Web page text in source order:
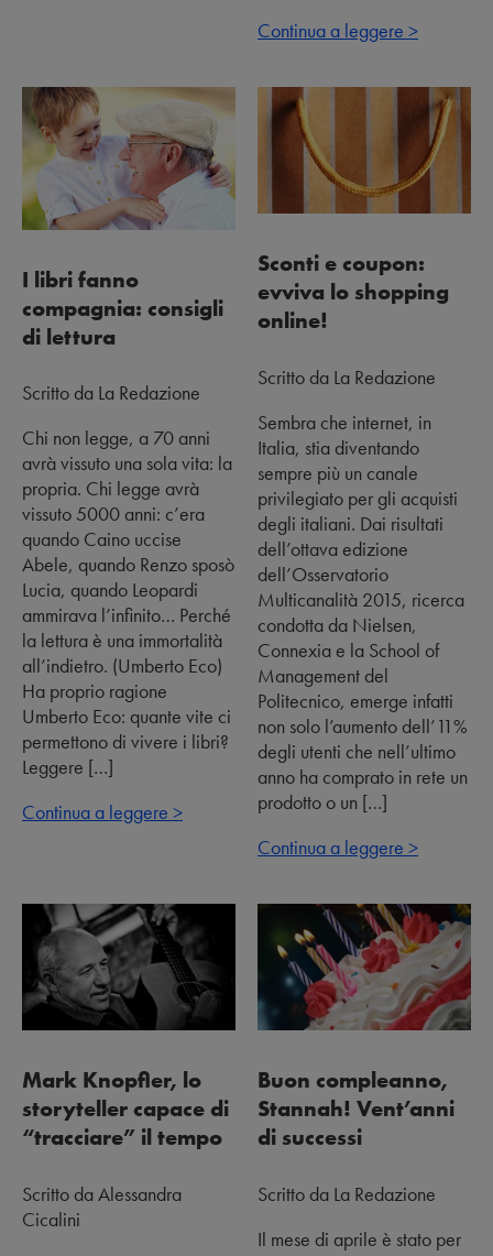
Continua a leggere >
I libri fanno
compagnia: consigli
di lettura
Scritto da La Redazione
Chi non legge, a 70 anni
avrà vissuto una sola vita: la
propria. Chi legge avrà
vissuto 5000 anni: c’era
quando Caino uccise
Abele, quando Renzo sposò
Lucia, quando Leopardi
ammirava l’infinito… Perché
la lettura è una immortalità
all’indietro. (Umberto Eco)
Ha proprio ragione
Umberto Eco: quante vite ci
permettono di vivere i libri?
Leggere […]
Continua a leggere >
Sconti e coupon:
evviva lo shopping
online!
Scritto da La Redazione
Sembra che internet, in
Italia, stia diventando
sempre più un canale
privilegiato per gli acquisti
degli italiani. Dai risultati
dell’ottava edizione
dell’Osservatorio
Multicanalità 2015, ricerca
condotta da Nielsen,
Connexia e la School of
Management del
Politecnico, emerge infatti
non solo l’aumento dell’11%
degli utenti che nell’ultimo
anno ha comprato in rete un
prodotto o un […]
Continua a leggere >
Mark Knopfler, lo
storyteller capace di
“tracciare” il tempo
Scritto da Alessandra
Cicalini
Buon compleanno,
Stannah! Vent’anni
di successi
Scritto da La Redazione
Il mese di aprile è stato per